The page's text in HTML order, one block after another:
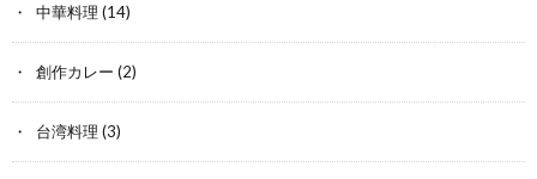
中華料理 (14)
創作カレー (2)
台湾料理 (3)